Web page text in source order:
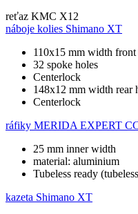
reťaz KMC X12
náboje kolies Shimano XT
110x15 mm width front
32 spoke holes
Centerlock
148x12 mm width rear
Centerlock
ráfiky MERIDA EXPERT
25 mm inner width
material: aluminium
Tubeless ready
kazeta Shimano XT